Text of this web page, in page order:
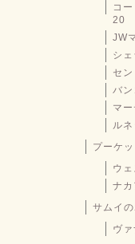
コ
20
JW
シ
セ
バ
マ
ル
プーケ
ウ
ナカ
サムイ
ヴ